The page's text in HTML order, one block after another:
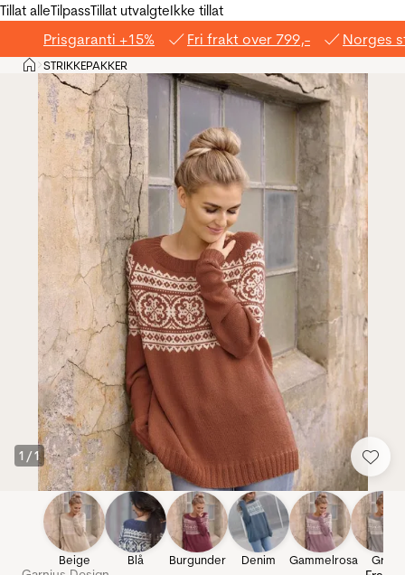
Tillat alleTilpassTillat utvalgteIkke tillat
Prisgaranti +15% Fri frakt over 799,- Norges
Hjem
>STRIKKEPAKKER
1 /1
Beige Blå Burgunder Denim Gammelrosa Grå